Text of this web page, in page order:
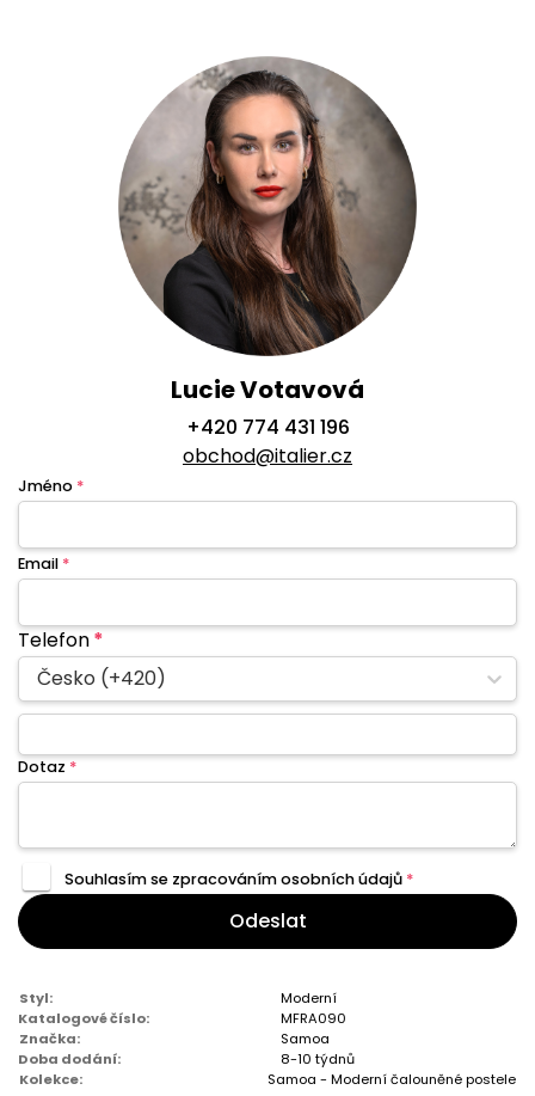
Lucie Votavová
+420 774 431 196
obchod@italier.cz
Jméno *
Email *
Telefon*
Česko (+420)
Dotaz *
Souhlasím se zpracovánímosobních údajů *
Odeslat
Styl:
Moderní
Katalogové číslo:
MFRA090
Značka:
Samoa
Doba dodání:
8-10 týdnů
Kolekce:
Samoa - Moderní čalouněné postele